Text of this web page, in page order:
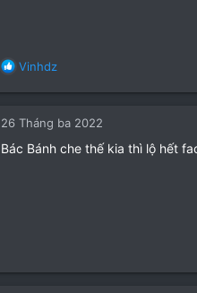
R
t
i
Vinhdz
26 Tháng ba 2022
Bác Bánh che thế kia thì lộ hết